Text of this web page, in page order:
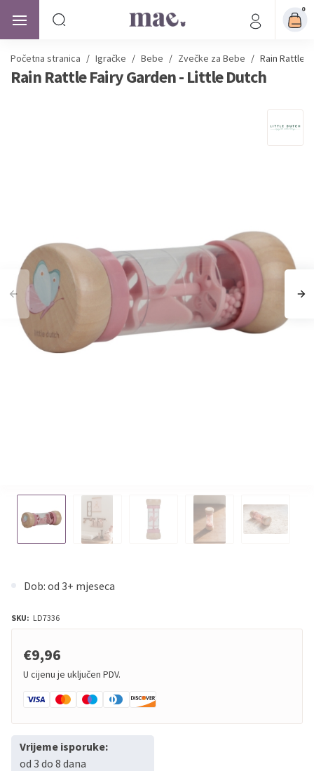
0
Početna stranica / Igračke / Bebe / Zvečke za Bebe / Rain Rattle
Rain Rattle Fairy Garden - Little Dutch
Dob: od 3+ mjeseca
SKU: LD7336
€9,96
U cijenu je uključen PDV.
Vrijeme isporuke:
od 3 do 8 dana